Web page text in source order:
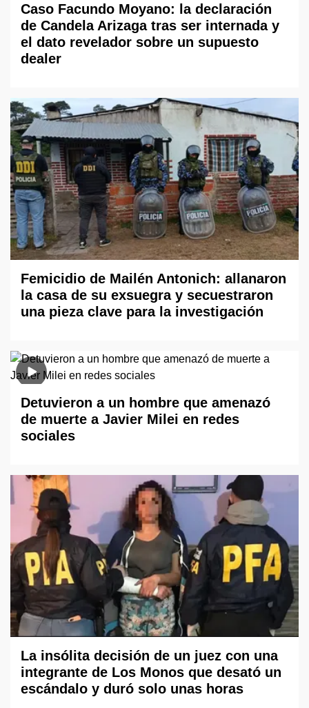
Caso Facundo Moyano: la declaración
de Candela Arizaga tras ser internada y
el dato revelador sobre un supuesto
dealer
Femicidio de Mailén Antonich: allanaron
la casa de su exsuegra y secuestraron
una pieza clave para la investigación
Detuvieron a un hombre que amenazó
de muerte a Javier Milei en redes
sociales
La insólita decisión de un juez con una
integrante de Los Monos que desató un
escándalo y duró solo unas horas